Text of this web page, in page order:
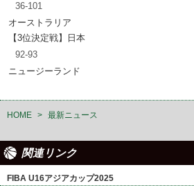
36-101
オーストラリア
【3位決定戦】日本
92-93
ニュージーランド
HOME > 最新ニュース
関連リンク
FIBA U16アジアカップ2025